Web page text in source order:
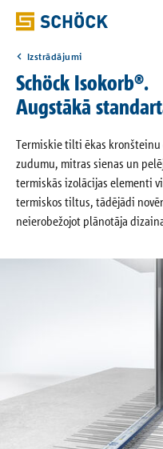
Izstrādājumi
Lejupielādet
Atsauces
Latvia (LV)
Izstrādājumi
Schöck Isokorb®.
Augstākā
Termiskie tilti ēkas
zudumu, mitras sienas un
termiskās izolācijas elementi
termiskos tiltus, tādējādi
neierobežojot plānotāja